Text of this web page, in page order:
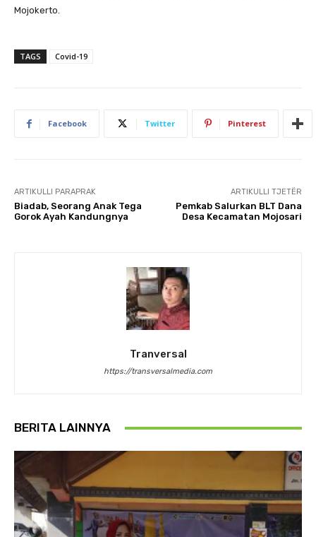
Mojokerto.
TAGS Covid-19
Facebook Twitter Pinterest
ARTIKULLI PARAPRAK
Biadab, Seorang Anak Tega
Gorok Ayah Kandungnya
ARTIKULLI TJETËR
Pemkab Salurkan BLT Dana
Desa Kecamatan Mojosari
Tranversal
https://transversalmedia.com
BERITA LAINNYA